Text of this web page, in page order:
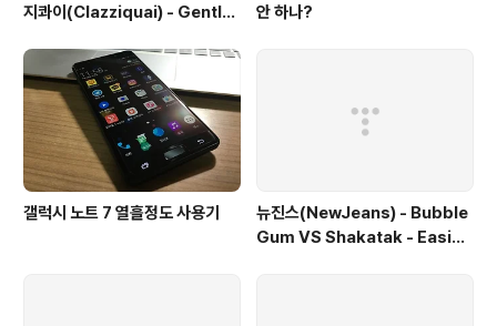
지콰이(Clazziquai) - Gentle
ogether Alone
안 하나?
갤럭시 노트 7 열흘정도 사용기
뉴진스(NewJeans) - Bubble
Gum VS Shakatak - Easier